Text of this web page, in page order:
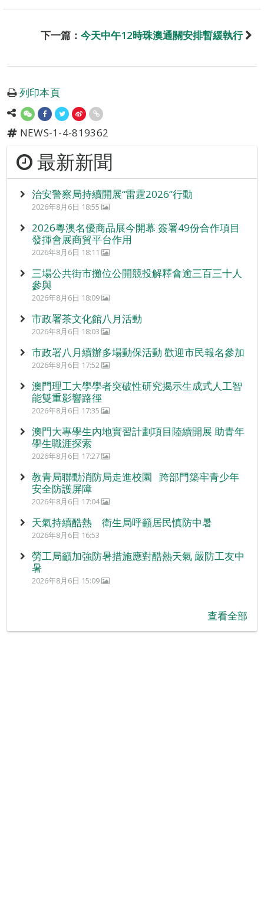
下一篇： 今天中午12時珠澳通關安排暫緩執行
列印本頁
NEWS-1-4-819362
最新新聞
治安警察局持續開展“雷霆2026”行動
2026年8月6日 18:55
2026粵澳名優商品展今開幕 簽署49份合作項目
發揮會展商貿平台作用
2026年8月6日 18:11
三場公共街市攤位公開競投解釋會逾三百三十人
參與
2026年8月6日 18:09
市政署茶文化館八月活動
2026年8月6日 18:03
市政署八月續辦多場動保活動 歡迎市民報名參加
2026年8月6日 17:52
澳門理工大學學者突破性研究揭示生成式人工智
能雙重影響路徑
2026年8月6日 17:35
澳門大專學生內地實習計劃項目陸續開展 助青年
學生職涯探索
2026年8月6日 17:27
教青局聯動消防局走進校園 跨部門築牢青少年
安全防護屏障
2026年8月6日 17:04
天氣持續酷熱 衛生局呼籲居民慎防中暑
2026年8月6日 16:53
勞工局籲加強防暑措施應對酷熱天氣 嚴防工友中
暑
2026年8月6日 15:09
查看全部